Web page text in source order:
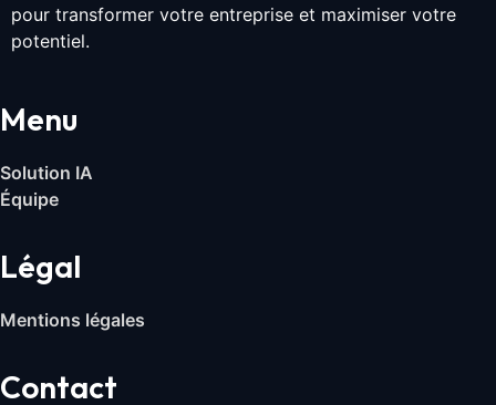
pour transformer votre entreprise et maximiser votre
potentiel.
Menu
Solution IA
Équipe
Légal
Mentions légales
Contact